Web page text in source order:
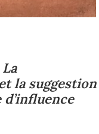
la suggestion